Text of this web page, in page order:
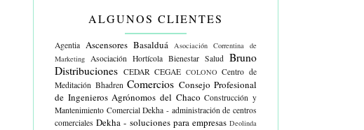
ALGUNOS CLIENTES
Agentia Ascensores Basalduá Asociación Correntina de
Marketing Asociación Hortícola Bienestar Salud Bruno
Distribuciones CEDAR CEGAE COLONO Centro de
Meditación Bhadren Comercios Consejo Profesional
de Ingenieros Agrónomos del Chaco Construcción y
Mantenimiento Comercial Dekha - administración de centros
comerciales Dekha - soluciones para empresas Deolinda